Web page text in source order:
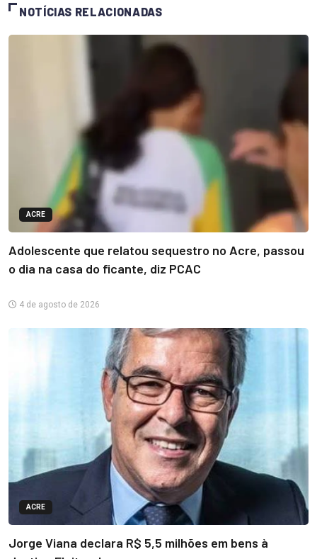
NOTÍCIAS RELACIONADAS
ACRE
Adolescente que relatou sequestro no Acre, passou
o dia na casa do ficante, diz PCAC
4 de agosto de 2026
ACRE
Jorge Viana declara R$ 5,5 milhões em bens à